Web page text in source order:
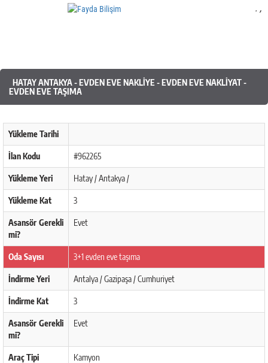
. ,
HATAY ANTAKYA - EVDEN EVE NAKLIYE - EVDEN EVE NAKLIYAT -
EVDEN EVE TAŞIMA
Yükleme Tarihi
İlan Kodu #962265
Yükleme Yeri Hatay / Antakya /
Yükleme Kat 3
Asansör Gerekli
mi?
Evet
Oda Sayısı 3+1 evden eve taşıma
İndirme Yeri Antalya / Gazipaşa / Cumhuriyet
İndirme Kat 3
Asansör Gerekli
mi?
Evet
Araç Tipi Kamyon